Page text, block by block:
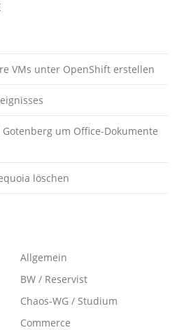
VMs unter OpenShift erstellen
um Office-Dokumente
löschen
Allgemein
BW / Reservist
Chaos-WG / Studium
Commerce